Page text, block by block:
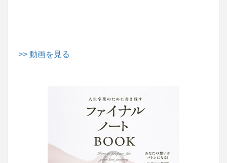
>> 動画を見る